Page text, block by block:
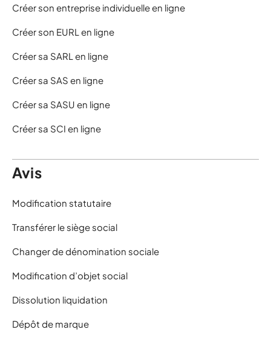
Créer son entreprise individuelle en ligne
Créer son EURL en ligne
Créer sa SARL en ligne
Créer sa SAS en ligne
Créer sa SASU en ligne
Créer sa SCI en ligne
Avis
Modification statutaire
Transférer le siège social
Changer de dénomination sociale
Modification d’objet social
Dissolution liquidation
Dépôt de marque